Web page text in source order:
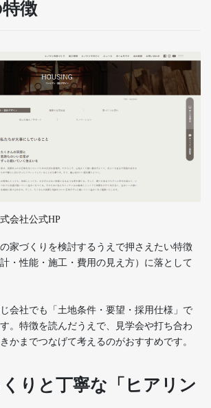
徴
会社公式HP
家づくりを検討するうえで押さえたい特徴
・性能・施工・費用の見え方）に落として
会社でも「土地条件・要望・採用仕様」で
。特徴を読んだうえで、見学会や打ち合わ
かまでつなげて考えるのがおすすめです。
りと丁寧な「ヒアリン